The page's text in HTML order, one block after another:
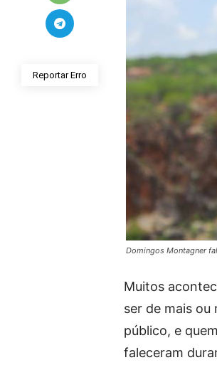
Reportar Erro
Domingos Montagner
Muitos
ser de mais ou
público, e
faleceram